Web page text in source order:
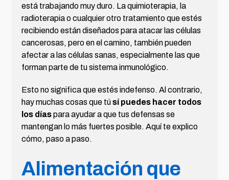
está trabajando muy duro. La quimioterapia, la
radioterapia o cualquier otro tratamiento que estés
recibiendo están diseñados para atacar las células
cancerosas, pero en el camino, también pueden
afectar a las células sanas, especialmente las que
forman parte de tu sistema inmunológico.
Esto no significa que estés indefenso. Al contrario,
hay muchas cosas que túsí puedes hacer todos
los díaspara ayudar a que tus defensas se
mantengan lo más fuertes posible. Aquí te explico
cómo, paso a paso.
Alimentación que